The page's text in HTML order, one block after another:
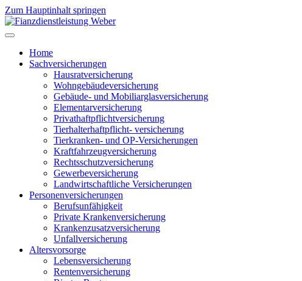
Zum Hauptinhalt springen
Home
Sachversicherungen
Hausratversicherung
Wohngebäudeversicherung
Gebäude- und Mobiliarglasversicherung
Elementarversicherung
Privathaftpflichtversicherung
Tierhalterhaftpflicht- versicherung
Tierkranken- und OP-Versicherungen
Kraftfahrzeugversicherung
Rechtsschutzversicherung
Gewerbeversicherung
Landwirtschaftliche Versicherungen
Personenversicherungen
Berufsunfähigkeit
Private Krankenversicherung
Krankenzusatzversicherung
Unfallversicherung
Altersvorsorge
Lebensversicherung
Rentenversicherung